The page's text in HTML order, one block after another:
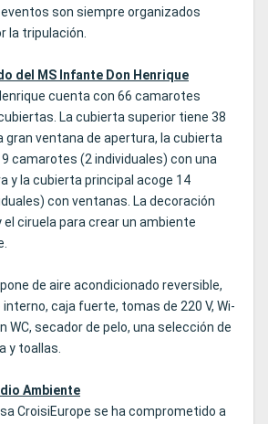
son siempre organizados
la tripulación.
del MS Infante Don Henrique
cuenta con 66 camarotes
La cubierta superior tiene 38
gran ventana de apertura, la cubierta
camarotes (2 individuales) con una
y la cubierta principal acoge 14
con ventanas. La decoración
ciruela para crear un ambiente
de aire acondicionado reversible,
caja fuerte, tomas de 220 V, Wi-
WC, secador de pelo, una selección de
y toallas.
Ambiente
CroisiEurope se ha comprometido a